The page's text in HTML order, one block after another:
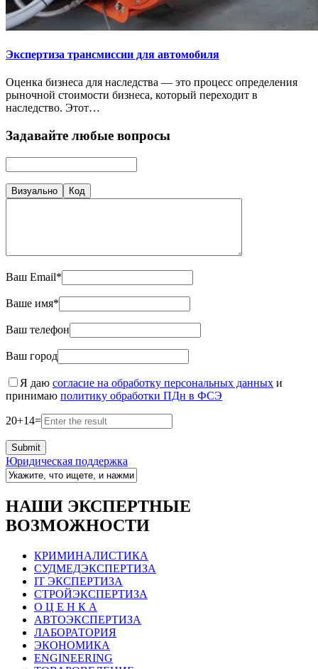
Экспертиза трансмиссии для автомобиля
Оценка бизнеса для наследства — это процесс определения
рыночной стоимости бизнеса, который переходит в
наследство. Этот…
Задавайте любые вопросы
Визуально Код
Ваш Email*
Ваше имя*
Ваш телефон
Ваш город
Я даю согласие на обработку персональных данных и
принимаю политику обработки ПДн в ФСЭ
20+14=
Юридическая поддержка
НАШИ ЭКСПЕРТНЫЕ
ВОЗМОЖНОСТИ
КРИМИНАЛИСТИКА
СУДМЕДЭКСПЕРТИЗА
IT ЭКСПЕРТИЗА
СТРОЙЭКСПЕРТИЗА
О Ц Е Н К А
АВТОЭКСПЕРТИЗА
ЛАБОРАТОРИЯ
ЭКОНОМИКА
ENGINEERING